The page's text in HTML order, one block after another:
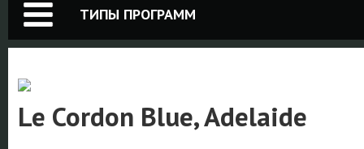
ТИПЫ ПРОГРАММ
Le Cordon Blue, Adelaide